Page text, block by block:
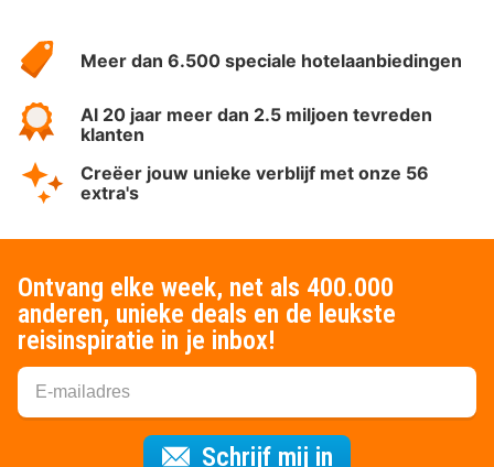
HotelSpecials
Meer dan 6.500 speciale hotelaanbiedingen
Al 20 jaar meer dan 2.5 miljoen tevreden
klanten
Creëer jouw unieke verblijf met onze 56
extra's
Ontvang elke week, net als 400.000
anderen, unieke deals en de leukste
reisinspiratie in je inbox!
Schrijf mij in